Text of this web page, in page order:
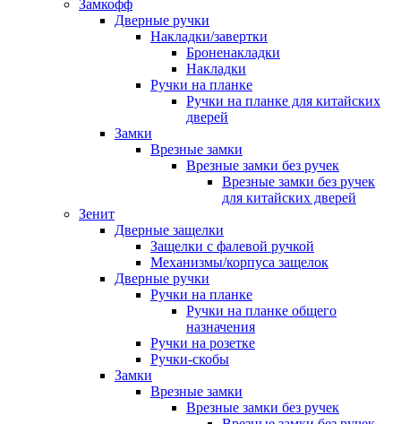
Замкофф
Дверные ручки
Накладки/завертки
Броненакладки
Накладки
Ручки на планке
Ручки на планке для китайских
дверей
Замки
Врезные замки
Врезные замки без ручек
Врезные замки без ручек
для китайских дверей
Зенит
Дверные защелки
Защелки с фалевой ручкой
Механизмы/корпуса защелок
Дверные ручки
Ручки на планке
Ручки на планке общего
назначения
Ручки на розетке
Ручки-скобы
Замки
Врезные замки
Врезные замки без ручек